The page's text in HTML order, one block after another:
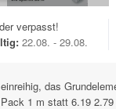
verpasst!
22.08. - 29.08.
einreihig, das
Pack 1 m statt 6.19